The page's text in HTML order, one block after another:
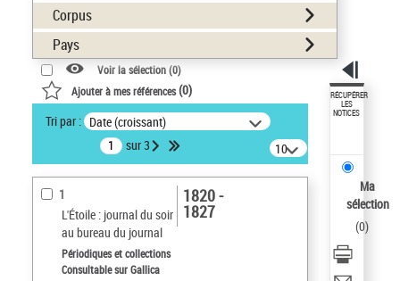
Corpus
Pays
Voir la sélection (0)
Ajouter à mes références(0)
Tri par : Date (croissant)
sur 3
10
résultats/page
1
L'Étoile : journal du soir
au bureau du journal
1820 -
1827
Périodiques et collections
Consultable sur Gallica
RÉCUPÉRER
LES
NOTICES
Ma
sélection
(0)